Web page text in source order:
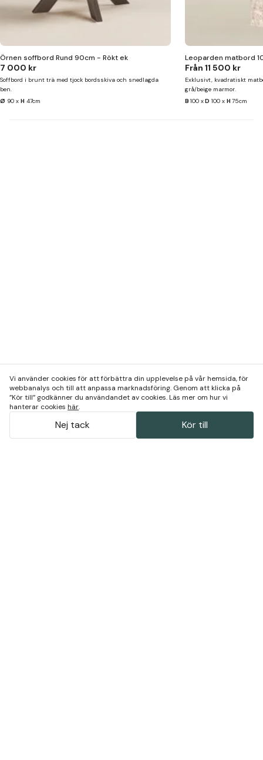
Örnen soffbord Rund 90cm - Rökt ek
7 000 kr
Soffbord i brunt trä med tjock bordsskiva och snedlagda
ben.
Ø 90 x H 47cm
Leoparden matbord
Från 11 500 kr
Exklusivt, kvadratiskt
grå/beige marmor.
B 100 xD 100 x H 75cm
Vi använder cookies för att förbättra din upplevelse på vår hemsida, för
webbanalys och till att anpassa marknadsföring. Genom att klicka på
”Kör till” godkänner du användandet av cookies. Läs mer om hur vi
hanterar cookies här.
Nej tack Kör till